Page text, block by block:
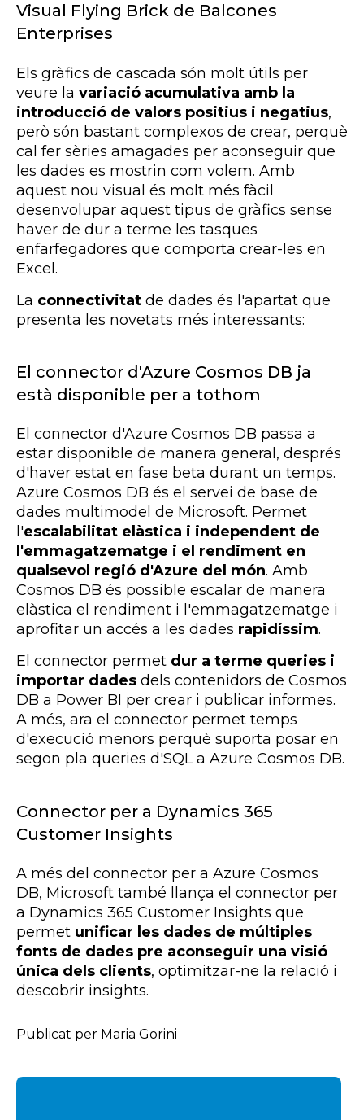
Visual Flying Brick de Balcones
Enterprises
Els gràfics de cascada són molt útils per
veure la variació acumulativa amb la
introducció de valors positius i negatius,
però són bastant complexos de crear, perquè
cal fer sèries amagades per aconseguir que
les dades es mostrin com volem. Amb
aquest nou visual és molt més fàcil
desenvolupar aquest tipus de gràfics sense
haver de dur a terme les tasques
enfarfegadores que comporta crear-les en
Excel.
La connectivitat de dades és l'apartat que
presenta les novetats més interessants:
El connector d'Azure Cosmos DB ja
està disponible per a tothom
El connector d'Azure Cosmos DB passa a
estar disponible de manera general, després
d'haver estat en fase beta durant un temps.
Azure Cosmos DB és el servei de base de
dades multimodel de Microsoft. Permet
l'escalabilitat elàstica i independent de
l'emmagatzematge i el rendiment en
qualsevol regió d'Azure del món. Amb
Cosmos DB és possible escalar de manera
elàstica el rendiment i l'emmagatzematge i
aprofitar un accés a les dades rapidíssim.
El connector permet dur a terme queries i
importar dades dels contenidors de Cosmos
DB a Power BI per crear i publicar informes.
A més, ara el connector permet temps
d'execució menors perquè suporta posar en
segon pla queries d'SQL a Azure Cosmos DB.
Connector per a Dynamics 365
Customer Insights
A més del connector per a Azure Cosmos
DB, Microsoft també llança el connector per
a Dynamics 365 Customer Insights que
permet unificar les dades de múltiples
fonts de dades pre aconseguir una visió
única dels clients, optimitzar-ne la relació i
descobrir insights.
Publicat per Maria Gorini